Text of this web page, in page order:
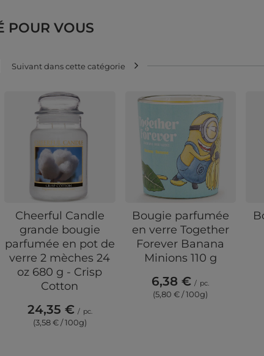
POUR VOUS
Suivant dans cette catégorie
Cheerful Candle
grande bougie
parfumée en pot de
verre 2 mèches 24
oz 680 g - Crisp
Cotton
24,35 € / pc.
(3,58 € / 100g)
Bougie parfumée
en verre Together
Forever Banana
Minions 110 g
6,38 € / pc.
(5,80 € / 100g)